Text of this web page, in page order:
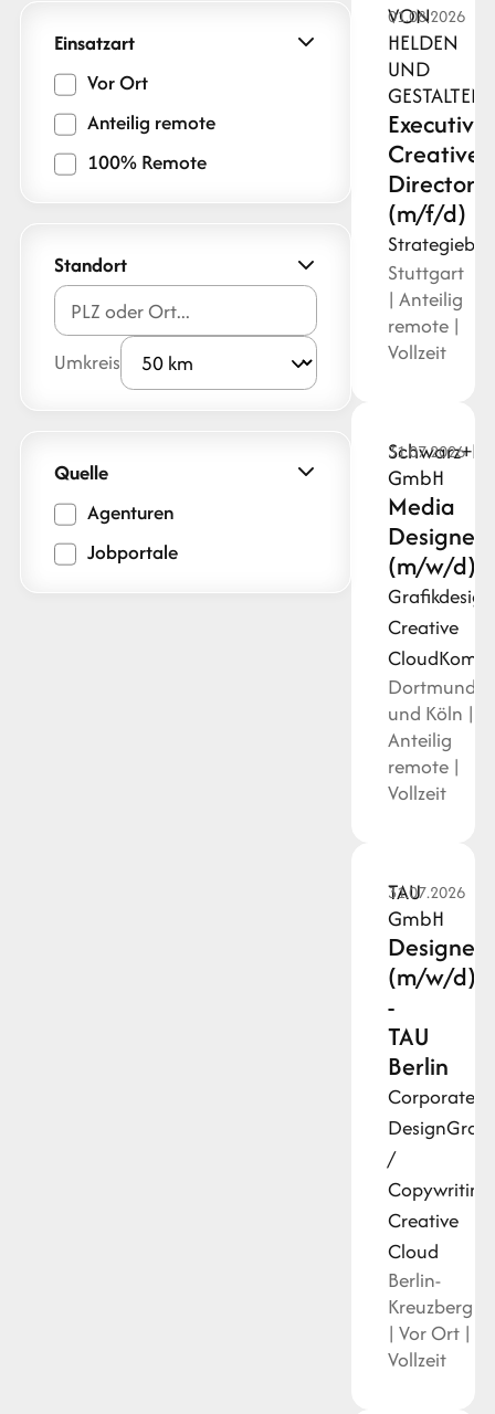
Einsatzart
Vor Ort
Anteilig remote
100% Remote
Standort
Umkreis
Quelle
Agenturen
Jobportale
VON
HELDEN
UND
GESTALTEN
Executive
Creative
Director
(m/f/d)
01.08.2026
Stuttgart
| Anteilig
remote |
Vollzeit
GmbH
Media
Designer
(m/w/d)
31.07.2026
Grafikdesign
Creative
Cloud
Dortmund
und Köln |
Anteilig
remote |
Vollzeit
TAU
GmbH
(m/w/d)
-
TAU
Berlin
31.07.2026
Corporate
Design
/
Copywriting
Creative
Cloud
Berlin-
Kreuzberg
| Vor Ort |
Vollzeit